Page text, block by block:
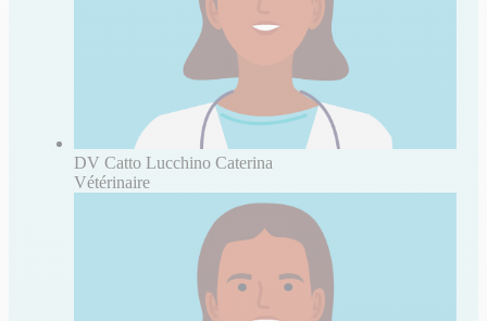
DV Catto Lucchino Caterina
Vétérinaire